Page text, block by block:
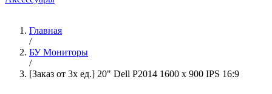
Главная
/
БУ Мониторы
/
[Заказ от 3х ед.] 20" Dell P2014 1600 x 900 IPS 16:9